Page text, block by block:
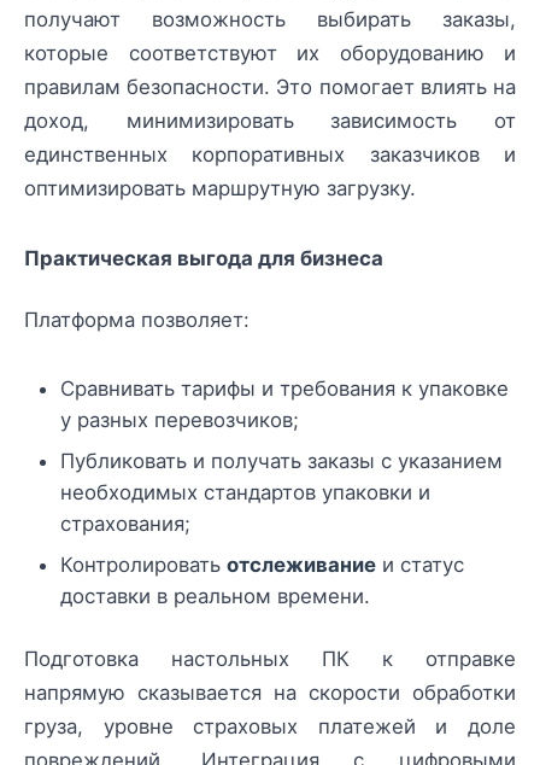
получают возможность выбирать заказы,
которые соответствуют их оборудованию и
правилам безопасности. Это помогает влиять на
доход, минимизировать зависимость от
единственных корпоративных заказчиков и
оптимизировать маршрутную загрузку.
Практическая выгода для бизнеса
Платформа позволяет:
Сравнивать тарифы и требования к упаковке
у разных перевозчиков;
Публиковать и получать заказы с указанием
необходимых стандартов упаковки и
страхования;
Контролировать отслеживание и статус
доставки в реальном времени.
Подготовка настольных ПК к отправке
напрямую сказывается на скорости обработки
груза, уровне страховых платежей и доле
повреждений. Интеграция с цифровыми